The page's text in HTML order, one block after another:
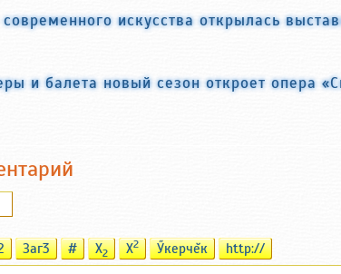
искусства открылась
и балета новый сезон откроет опера
Заг3 # X2 X2 Ӳкерчĕк http://